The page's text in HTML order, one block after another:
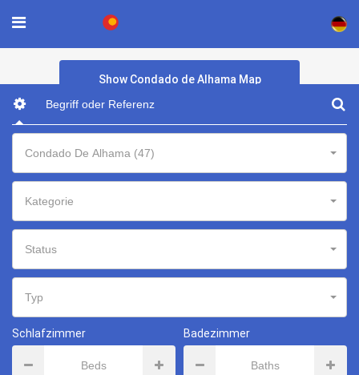
×
Show Condado de Alhama Map
Condado De Alhama (47)
Kategorie
Status
Typ
Schlafzimmer Badezimmer